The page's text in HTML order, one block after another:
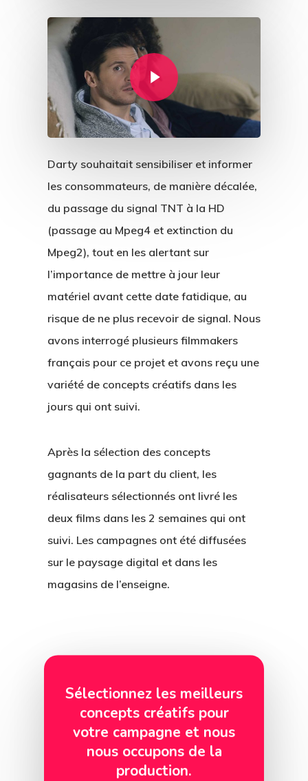
Play Video
Darty souhaitait sensibiliser et informer
les consommateurs, de manière décalée,
du passage du signal TNT à la HD
(passage au Mpeg4 et extinction du
Mpeg2), tout en les alertant sur
l’importance de mettre à jour leur
matériel avant cette date fatidique, au
risque de ne plus recevoir de signal. Nous
avons interrogé plusieurs filmmakers
français pour ce projet et avons reçu une
variété de concepts créatifs dans les
jours qui ont suivi.
Après la sélection des concepts
gagnants de la part du client, les
réalisateurs sélectionnés ont livré les
deux films dans les 2 semaines qui ont
suivi. Les campagnes ont été diffusées
sur le paysage digital et dans les
magasins de l’enseigne.
Sélectionnez les meilleurs
concepts créatifs pour
votre campagne et nous
nous occupons de la
production.